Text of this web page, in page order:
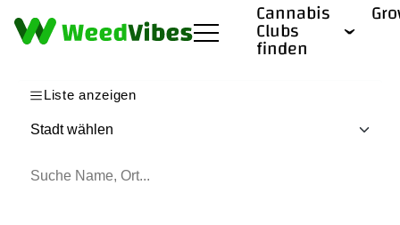
Cannabis
Clubs
finden
Liste anzeigen